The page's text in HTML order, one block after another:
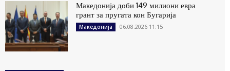
Македонија доби 149 милиони евра
грант за пругата кон Бугарија
Македонија 06.08.2026 11:15